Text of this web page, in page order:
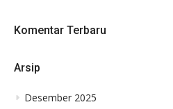
Komentar Terbaru
Arsip
Desember 2025